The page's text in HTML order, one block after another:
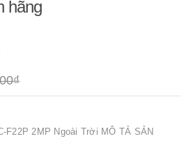
hãng
F22P 2MP Ngoài Trời MÔ TẢ SẢN